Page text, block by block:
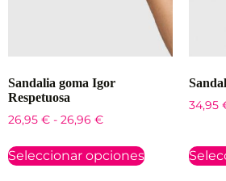
Sandalia goma Igor
Respetuosa
26,95 € - 26,96 €
Seleccionar opciones
34,95